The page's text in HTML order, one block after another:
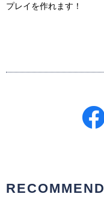
プレイを作れます！
RECOMMEND